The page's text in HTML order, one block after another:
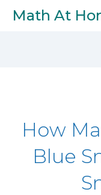
Skip to main content
Math At
How
Blue